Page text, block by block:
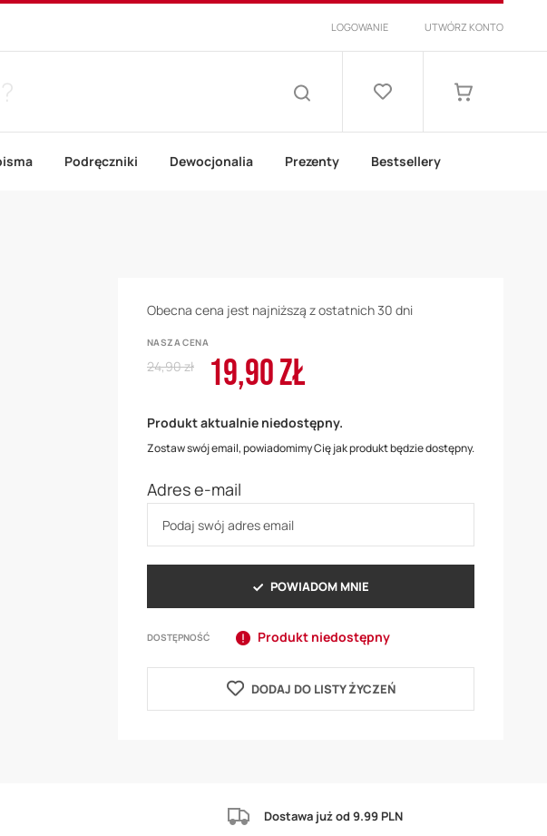
LOGOWANIE UTWÓRZ KONTO
Lista
Podręczniki Dewocjonalia Prezenty Bestsellery
Obecna cena jest najniższą z ostatnich 30 dni
NASZA CENA
Cena
promocyjna
19,90 ZŁ
Regular
24,90 zł
Produkt aktualnie niedostępny.
Zostaw swój email, powiadomimy Cię jak produkt będzie dostępny.
Adres e-mail
POWIADOM MNIE
DOSTĘPNOŚĆ Produkt niedostępny
DODAJ DO LISTY ŻYCZEŃ
Dostawa już od 9.99 PLN